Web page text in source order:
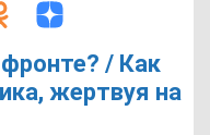
/ Как
жертвуя на